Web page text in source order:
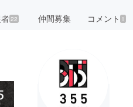
22 仲間募集 コメント 1